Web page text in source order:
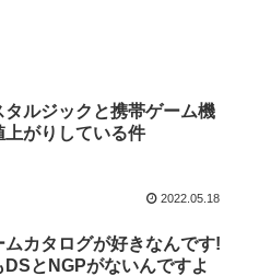
タルジックと携帯ゲーム機
上がりしている件
2022.05.18
ムカタログが好きなんです!
DSとNGPがないんですよ